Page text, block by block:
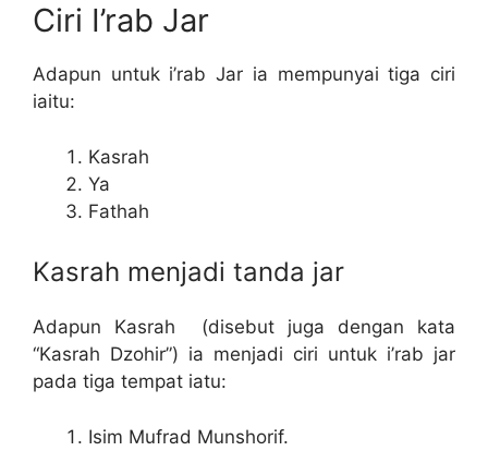
Ciri I’rab Jar
Adapun untuk i’rab Jar ia mempunyai tiga ciri
iaitu:
Kasrah
Ya
Fathah
Kasrah menjadi tanda jar
Adapun Kasrah (disebut juga dengan kata
“Kasrah Dzohir”) ia menjadi ciri untuk i’rab jar
pada tiga tempat iatu:
Isim Mufrad Munshorif.